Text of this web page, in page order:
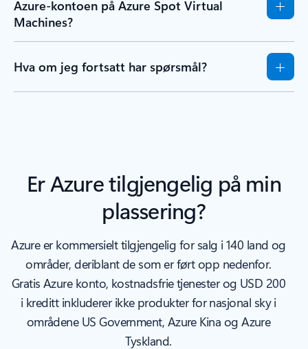
Azure-kontoen på Azure Spot Virtual
Machines?
Hva om jeg fortsatt har spørsmål?
Er Azure tilgjengelig på min
plassering?
Azure er kommersielt tilgjengelig for salg i 140 land og
områder, deriblant de som er ført opp nedenfor.
Gratis Azure konto, kostnadsfrie tjenester og USD 200
i kreditt inkluderer ikke produkter for nasjonal sky i
områdene US Government, Azure Kina og Azure
Tyskland.